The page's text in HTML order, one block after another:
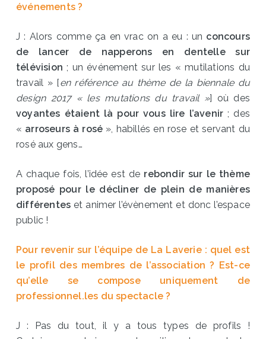
événements ?
J : Alors comme ça en vrac on a eu : un concours
de lancer de napperons en dentelle sur
télévision ; un événement sur les « mutilations du
travail » [en référence au thème de la biennale du
design 2017 « les mutations du travail »] où des
voyantes étaient là pour vous lire l’avenir ; des
« arroseurs à rosé », habillés en rose et servant du
rosé aux gens…
A chaque fois, l’idée est de rebondir sur le thème
proposé pour le décliner de plein de manières
différentes et animer l’évènement et donc l’espace
public !
Pour revenir sur l’équipe de La Laverie : quel est
le profil des membres de l’association ? Est-ce
qu’elle se compose uniquement de
professionnel.les du spectacle ?
J : Pas du tout, il y a tous types de profils !